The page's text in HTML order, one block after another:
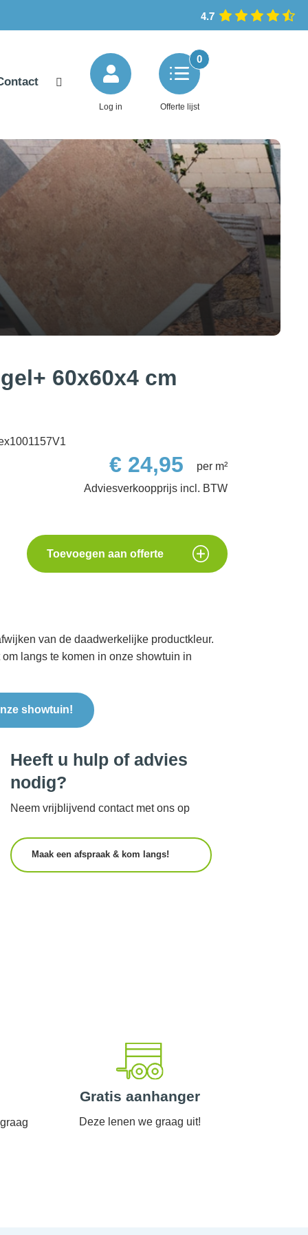
4.7
Log in Offerte lijst
0
60x60x4 cm
€ 24,95 per m²
Toevoegen aan offerte
van de daadwerkelijke productkleur.
langs te komen in onze showtuin in
showtuin!
Heeft u hulp of advies
nodig?
Neem vrijblijvend contact met ons op
Maak een afspraak & kom langs!
Gratis aanhanger
Deze lenen we graag uit!